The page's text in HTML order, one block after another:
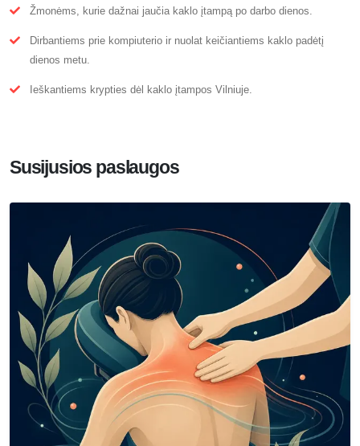
Žmonėms, kurie dažnai jaučia kaklo įtampą po darbo dienos.
Dirbantiems prie kompiuterio ir nuolat keičiantiems kaklo padėtį
dienos metu.
Ieškantiems krypties dėl kaklo įtampos Vilniuje.
Susijusios paslaugos